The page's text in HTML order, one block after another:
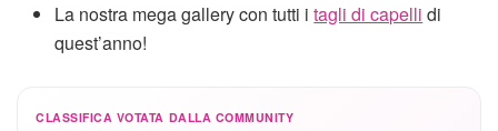
La nostra mega gallery con tutti itagli di capelli di
quest’anno!
CLASSIFICA VOTATA DALLA COMMUNITY